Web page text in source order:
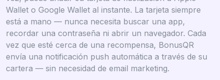
Wallet o Google Wallet al instante. La tarjeta siempre
está a mano — nunca necesita buscar una app,
recordar una contraseña ni abrir un navegador. Cada
vez que esté cerca de una recompensa, BonusQR
envía una notificación push automática a través de su
cartera — sin necesidad de email marketing.